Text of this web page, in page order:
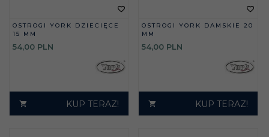
OSTROGI YORK DZIECIĘCE
15 MM
54,00 PLN
KUP TERAZ!
OSTROGI YORK DAMSKIE 20
MM
54,00 PLN
KUP TERAZ!